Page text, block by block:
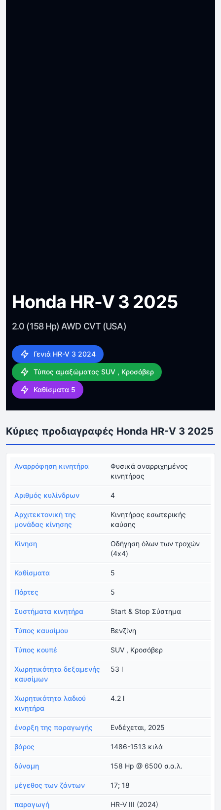
Honda HR-V 3 2025
2.0 (158 Hp) AWD CVT (USA)
Γενιά HR-V 3 2024
Τύπος αμαξώματος SUV , Κροσόβερ
Καθίσματα 5
Κύριες προδιαγραφές Honda HR-V 3 2025
Αναρρόφηση κινητήρα
Φυσικά αναρριχημένος
κινητήρας
Αριθμός κυλίνδρων 4
Αρχιτεκτονική της
μονάδας κίνησης
Κινητήρας εσωτερικής
καύσης
Κίνηση
Οδήγηση όλων των τροχών
(4x4)
Καθίσματα 5
Πόρτες 5
Συστήματα κινητήρα Start & Stop Σύστημα
Τύπος καυσίμου Βενζίνη
Τύπος κουπέ SUV , Κροσόβερ
Χωρητικότητα δεξαμενής
καυσίμων
53 l
Χωρητικότητα λαδιού
κινητήρα
4.2 l
έναρξη της παραγωγής Ενδέχεται, 2025
βάρος 1486-1513 κιλά
δύναμη 158 Hp @ 6500 σ.α.λ.
μέγεθος των ζάντων 17; 18
παραγωγή HR-V III (2024)